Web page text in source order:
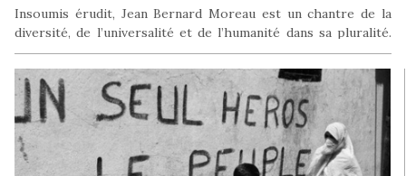
Insoumis érudit, Jean Bernard Moreau est un chantre de la
diversité, de l’universalité et de l’humanité dans sa pluralité.
Un…